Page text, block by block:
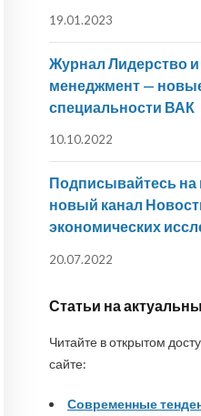
19.01.2023
Журнал Лидерство и
менеджмент —
специальности ВАК
10.10.2022
Подписывайтесь на
новый канал
экономических
20.07.2022
Статьи на
Читайте в открытом
сайте:
Современные